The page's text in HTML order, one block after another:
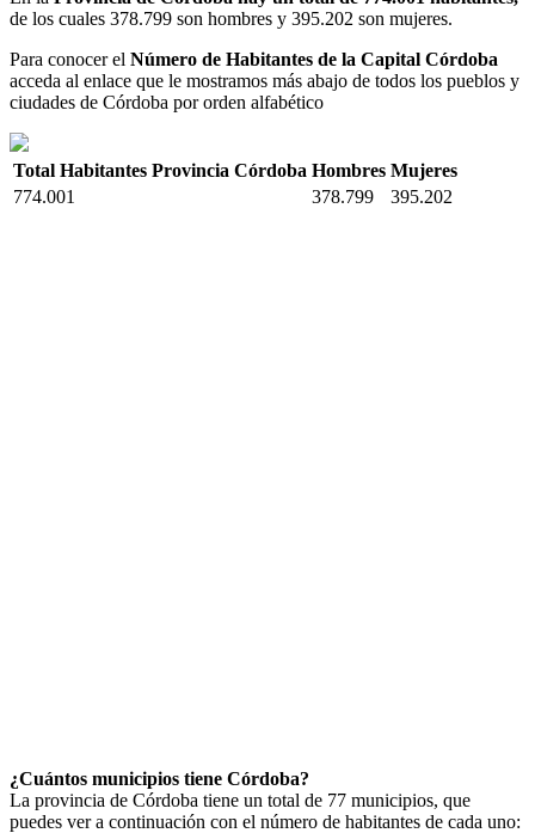
de los cuales 378.799 son hombres y 395.202 son mujeres.
Para conocer el Número de Habitantes de la Capital Córdoba
acceda al enlace que le mostramos más abajo de todos los pueblos y
ciudades de Córdoba por orden alfabético
Total Habitantes Provincia Córdoba Hombres Mujeres
774.001
378.799 395.202
¿Cuántos municipios tiene Córdoba?
La provincia de Córdoba tiene un total de 77 municipios, que
puedes ver a continuación con el número de habitantes de cada uno: